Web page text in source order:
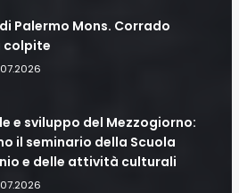
Palermo Mons. Corrado
colpite
e sviluppo del Mezzogiorno:
il seminario della Scuola
e delle attività culturali